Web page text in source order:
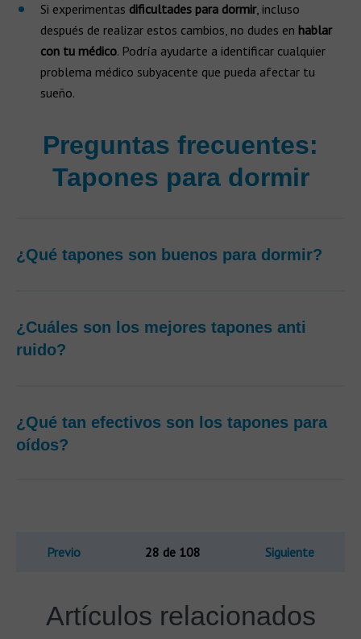
Si experimentas dificultades para dormir, incluso
después de realizar estos cambios, no dudes en hablar
con tu médico. Podría ayudarte a identificar cualquier
problema médico subyacente que pueda afectar tu
sueño.
Preguntas frecuentes:
Tapones para dormir
¿Qué tapones son buenos para dormir?
¿Cuáles son los mejores tapones anti
ruido?
¿Qué tan efectivos son los tapones para
oídos?
Previo 28 de 108 Siguiente
Artículos relacionados